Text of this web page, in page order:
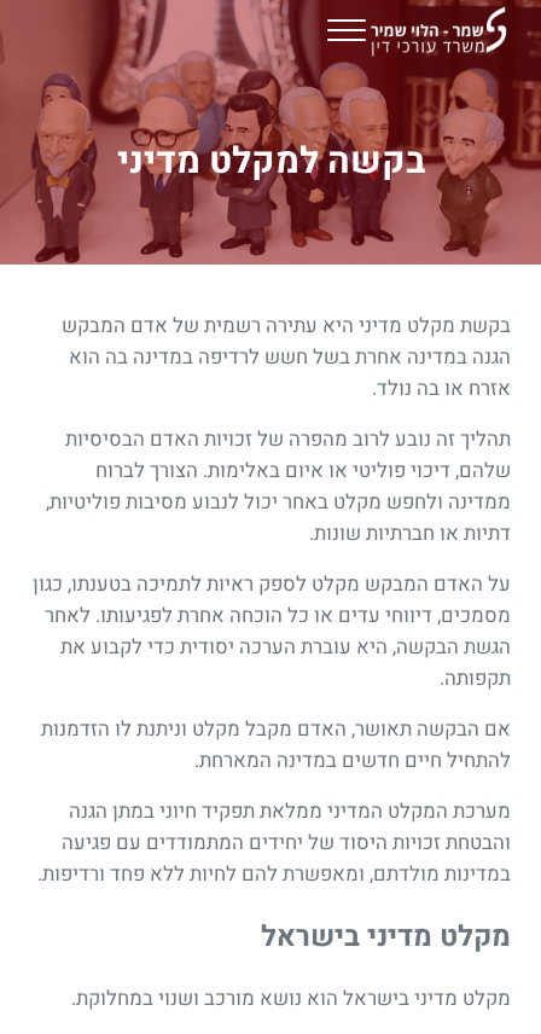
Skip to main content
Skip to header right navigation
Skip to site footer
שמר הלוי שמיר - משרד עורכי דין
Menu
בקשה למקלט מדיני
בקשת מקלט מדיני היא עתירה רשמית של אדם המבקש
הגנה במדינה אחרת בשל חשש לרדיפה במדינה בה הוא
אזרח או בה נולד.
תהליך זה נובע לרוב מהפרה של זכויות האדם הבסיסיות
שלהם, דיכוי פוליטי או איום באלימות. הצורך לברוח
ממדינה ולחפש מקלט באחר יכול לנבוע מסיבות פוליטיות,
דתיות או חברתיות שונות.
על האדם המבקש מקלט לספק ראיות לתמיכה בטענתו, כגון
מסמכים, דיווחי עדים או כל הוכחה אחרת לפגיעותו. לאחר
הגשת הבקשה, היא עוברת הערכה יסודית כדי לקבוע את
תקפותה.
אם הבקשה תאושר, האדם מקבל מקלט וניתנת לו הזדמנות
להתחיל חיים חדשים במדינה המארחת.
מערכת המקלט המדיני ממלאת תפקיד חיוני במתן הגנה
והבטחת זכויות היסוד של יחידים המתמודדים עם פגיעה
במדינות מולדתם, ומאפשרת להם לחיות ללא פחד ורדיפות.
מקלט מדיני בישראל
מקלט מדיני בישראל הוא נושא מורכב ושנוי במחלוקת.